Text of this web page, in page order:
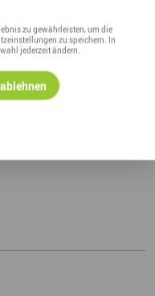
zu gewährleisten, um die
zu speichern. In
jederzeit ändern.